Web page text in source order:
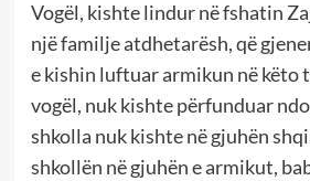
Vogël, kishte lindur në fshatin
një familje atdhetarësh, që
e kishin luftuar armikun në këto
vogël, nuk kishte përfunduar
shkolla nuk kishte në gjuhën
shkollën në gjuhën e armikut,